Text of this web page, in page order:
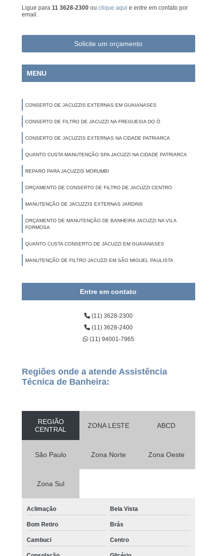
Ligue para 11 3628-2300ou clique aqui e entre em contato por
email.
Solicite um orçamento
MENU
CONSERTO DE JACUZZIS EXTERNAS EM GUAIANASES
CONSERTO DE FILTRO DE JACUZZI NA FREGUESIA DO Ó
CONSERTO DE JACUZZIS EXTERNAS NA CIDADE PATRIARCA
QUANTO CUSTA MANUTENÇÃO SPA JACUZZI NA CIDADE PATRIARCA
REPARO PARA JACUZZIS MORUMBI
ORÇAMENTO DE CONSERTO DE FILTRO DE JACUZZI CENTRO
MANUTENÇÃO DE JACUZZIS EXTERNAS JARDINS
ORÇAMENTO DE MANUTENÇÃO DE BANHEIRA JACUZZI NA VILA
FORMOSA
QUANTO CUSTA CONSERTO DE JACUZZI EM GUAIANASES
MANUTENÇÃO DE FILTRO JACUZZI EM SÃO MIGUEL PAULISTA
Entre em contato
(11) 3628-2300
(11) 3628-2400
(11) 94001-7965
Regiões onde a atende Assistência
Técnica de Banheira:
REGIÃO
CENTRAL
ZONA LESTE ABCD
São Paulo Zona Norte Zona Oeste
Zona Sul
Aclimação Bela Vista
Bom Retiro Brás
Cambuci Centro